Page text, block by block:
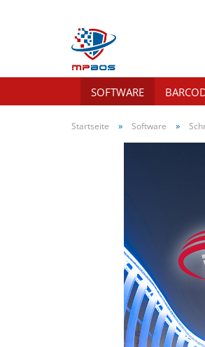
SOFTWARE
Startseite » Software »